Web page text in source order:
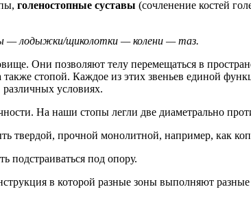
голеностопные суставы (сочленение костей
— лодыжки/щиколотки — колени — таз.
Они позволяют телу перемещаться в
стопой. Каждое из этих звеньев единой
условиях.
На наши стопы легли две диаметрально
твердой, прочной монолитной, например, как
подстраиваться под опору.
в которой разные зоны выполняют